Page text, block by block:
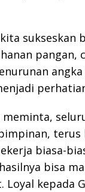
sukseskan
pangan,
biasa-
bisa
Loyal kepada